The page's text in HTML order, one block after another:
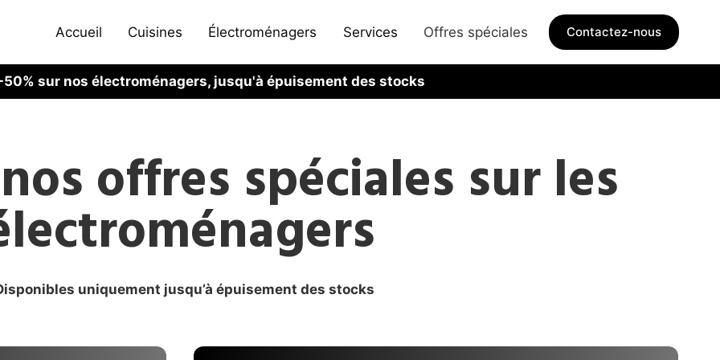
Accueil Cuisines Électroménagers Services Offres spéciales Contactez-nous
sur nos électroménagers, jusqu'à épuisement des stocks
offres spéciales sur les
uniquement jusqu’à épuisement des stocks